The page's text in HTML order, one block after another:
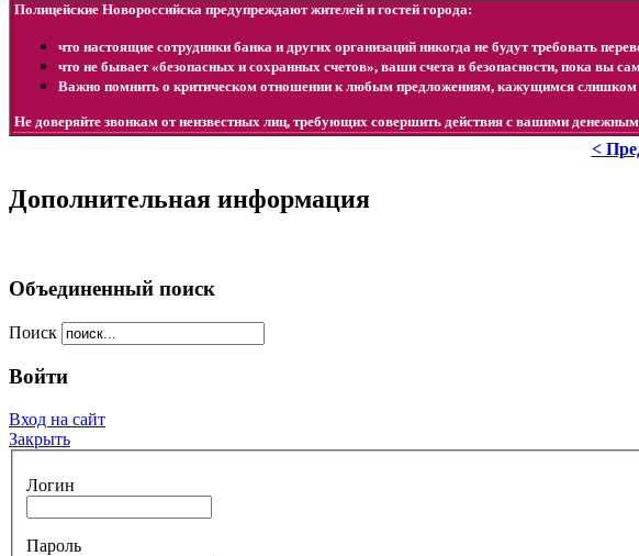
Полицейские Новороссийска предупреждают жителей и гостей города:
что настоящие сотрудники банка и других организаций никогда не будут требовать
что не бывает «безопасных и сохранных счетов», ваши счета в безопасности, пока вы
Важно помнить о критическом отношении к любым предложениям, кажущимся
Не доверяйте звонкам от неизвестных лиц, требующих совершить действия с вашими
<
Дополнительная информация
Объединенный поиск
Поиск
Войти
Вход на сайт
Закрыть
Логин
Пароль